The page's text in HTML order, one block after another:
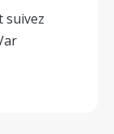
suivez